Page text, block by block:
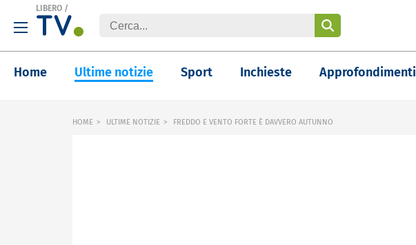
LIBERO /
Home Ultime notizie Sport Inchieste Approfondimenti
HOME ULTIME NOTIZIE FREDDO E VENTO FORTE È DAVVERO AUTUNNO